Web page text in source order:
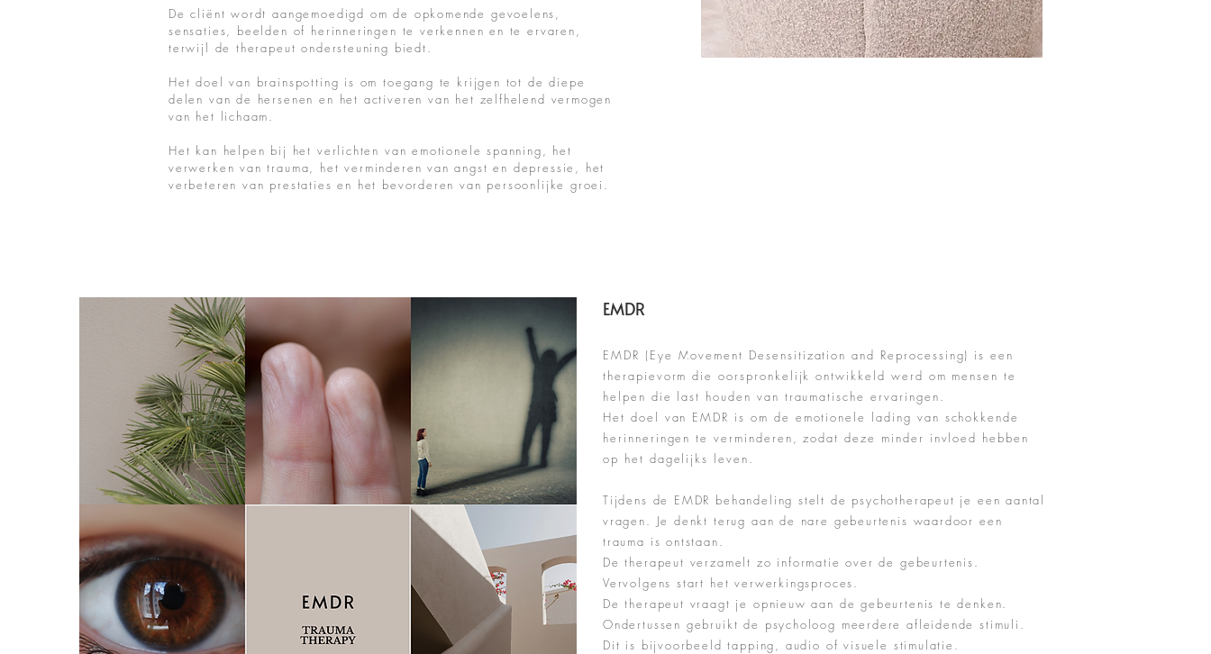
De cliënt wordt aangemoedigd om de opkomende gevoelens,
sensaties, beelden of herinneringen te verkennen en te ervaren,
terwijl de therapeut ondersteuning biedt.
Het doel van brainspotting is om toegang te krijgen tot de diepe
delen van de hersenen en het activeren van het zelfhelend vermogen
van het lichaam.
Het kan helpen bij het verlichten van emotionele spanning, het
verwerken van trauma, het verminderen van angst en depressie, het
verbeteren van prestaties en het bevorderen van persoonlijke groei.
EMDR
EMDR (Eye Movement Desensitization and Reprocessing) is een
therapievorm die oorspronkelijk ontwikkeld werd om mensen te
helpen die last houden van traumatische ervaringen.
Het doel van EMDR is om de emotionele lading van schokkende
herinneringen te verminderen, zodat deze minder invloed hebben
op het dagelijks leven.
Tijdens de EMDR behandeling stelt de psychotherapeut je een aantal
vragen. Je denkt terug aan de nare gebeurtenis waardoor een
trauma is ontstaan.
De therapeut verzamelt zo informatie over de gebeurtenis.
Vervolgens start het verwerkingsproces.
De therapeut vraagt je opnieuw aan de gebeurtenis te denken.
Ondertussen gebruikt de psycholoog meerdere afleidende stimuli.
Dit is bijvoorbeeld tapping, audio of visuele stimulatie.